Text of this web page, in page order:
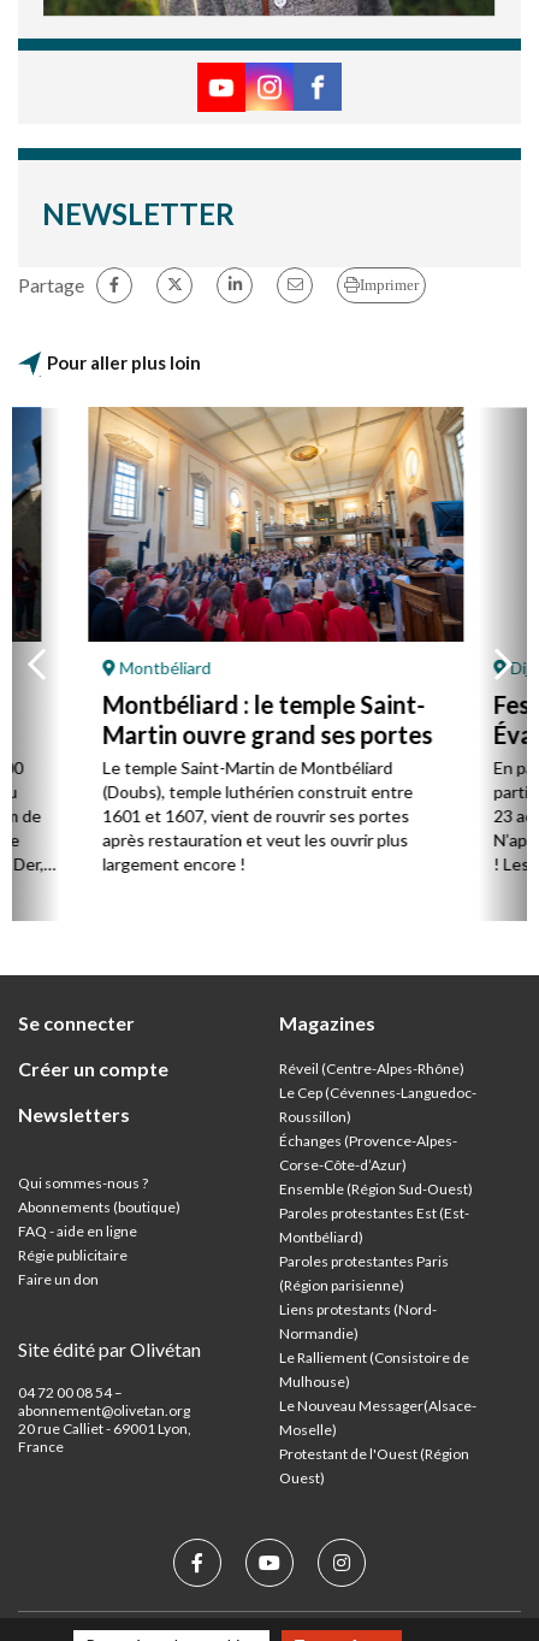
NEWSLETTER
Partage Imprimer
Pour aller plus loin
de
Der,
Montbéliard
Montbéliard : le temple Saint-
Martin ouvre grand ses portes
Le temple Saint-Martin de Montbéliard
(Doubs), temple luthérien construit entre
1601 et 1607, vient de rouvrir ses portes
après restauration et veut les ouvrir plus
largement encore !
En
23
! Les
Se connecter
Créer un compte
Newsletters
Qui sommes-nous ?
Abonnements (boutique)
FAQ - aide en ligne
Régie publicitaire
Faire un don
Site édité par Olivétan
04 72 00 08 54 –
abonnement@olivetan.org
20 rue Calliet - 69001 Lyon,
France
Magazines
Réveil (Centre-Alpes-Rhône)
Le Cep (Cévennes-Languedoc-
Roussillon)
Échanges (Provence-Alpes-
Corse-Côte-d’Azur)
Ensemble (Région Sud-Ouest)
Paroles protestantes Est (Est-
Montbéliard)
Paroles protestantes Paris
(Région parisienne)
Liens protestants (Nord-
Normandie)
Le Ralliement (Consistoire de
Mulhouse)
Le Nouveau Messager(Alsace-
Moselle)
Protestant de l'Ouest (Région
Ouest)